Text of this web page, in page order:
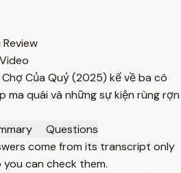
Review
Chợ Của Quỷ (2025) kể về ba cô
ma quái và những sự kiện rùng rợn
Questions
come from its transcript only
can check them.